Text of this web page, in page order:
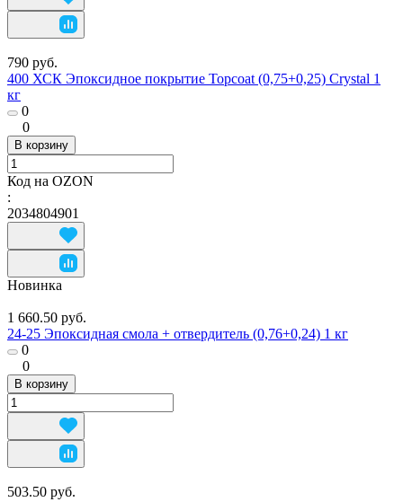
790 руб.
400 ХСК Эпоксидное покрытие Topcoat (0,75+0,25) Crystal 1
кг
0
0
В корзину
Код на OZON
:
2034804901
Новинка
1 660.50 руб.
24-25 Эпоксидная смола + отвердитель (0,76+0,24) 1 кг
0
0
В корзину
503.50 руб.